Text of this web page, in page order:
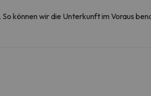
können wir die Unterkunft im Voraus